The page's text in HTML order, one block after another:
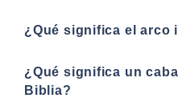
¿Qué significa el arco
¿Qué significa un
Biblia?